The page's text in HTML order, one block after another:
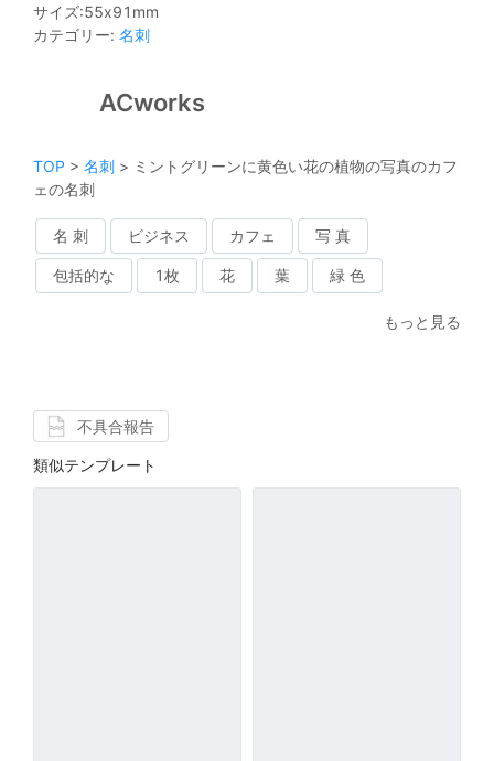
サイズ:55x91 mm
カテゴリー: 名刺
ACworks
TOP > 名刺 > ミントグリーンに黄色い花の植物の写真のカフ
ェの名刺
名 刺 ビジネス カフェ 写 真
包括的な 1枚 花 葉 緑 色
もっと見る
不具合報告
類似テンプレート